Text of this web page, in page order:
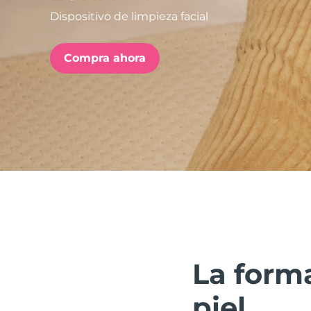
Dispositivo de limpieza facial
Compra ahora
La
issa™ Teeth Whitening Set
FAQ™ Dual LED Panel
POPULAR